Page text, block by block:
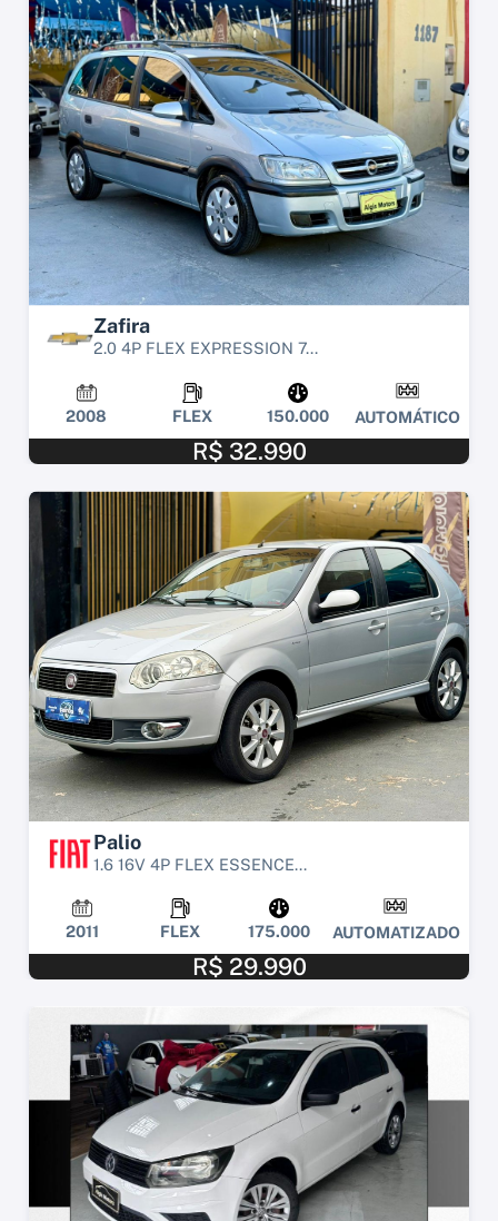
Zafira
2.0 4P FLEX EXPRESSION 7...
2008 FLEX 150.000 AUTOMÁTICO
R$ 32.990
Palio
1.6 16V 4P FLEX ESSENCE...
2011 FLEX 175.000 AUTOMATIZADO
R$ 29.990